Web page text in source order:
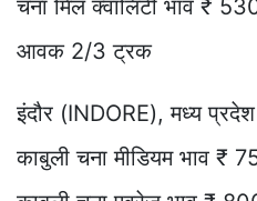
चना मिल क्वालिटी भाव ₹
आवक 2/3 ट्रक
इंदौर (INDORE), मध्य प्रदेश
काबुली चना मीडियम भाव ₹